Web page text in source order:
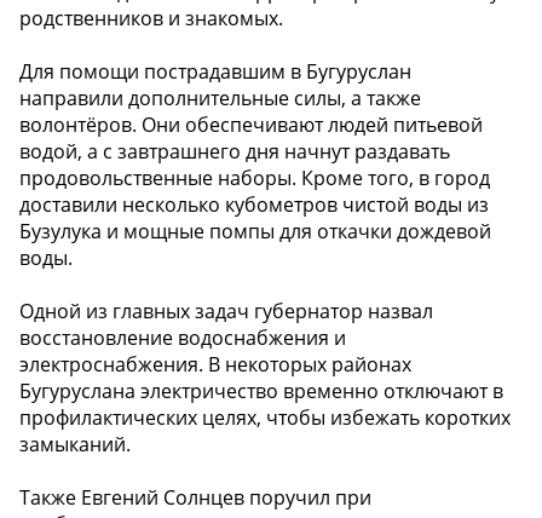
родственников и знакомых.
Для помощи пострадавшим в Бугуруслан
направили дополнительные силы, а также
волонтёров. Они обеспечивают людей питьевой
водой, а с завтрашнего дня начнут раздавать
продовольственные наборы. Кроме того, в город
доставили несколько кубометров чистой воды из
Бузулука и мощные помпы для откачки дождевой
воды.
Одной из главных задач губернатор назвал
восстановление водоснабжения и
электроснабжения. В некоторых районах
Бугуруслана электричество временно отключают в
профилактических целях, чтобы избежать коротких
замыканий.
Также Евгений Солнцев поручил при